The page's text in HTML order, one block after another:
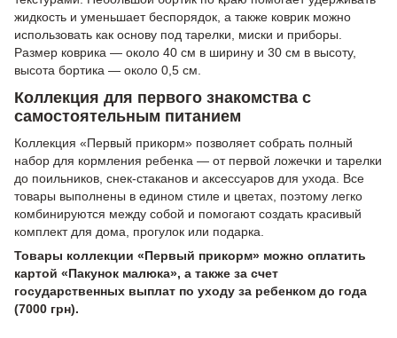
жидкость и уменьшает беспорядок, а также коврик можно
использовать как основу под тарелки, миски и приборы.
Размер коврика — около 40 см в ширину и 30 см в высоту,
высота бортика — около 0,5 см.
Коллекция для первого знакомства с
самостоятельным питанием
Коллекция «Первый прикорм» позволяет собрать полный
набор для кормления ребенка — от первой ложечки и тарелки
до поильников, снек-стаканов и аксессуаров для ухода. Все
товары выполнены в едином стиле и цветах, поэтому легко
комбинируются между собой и помогают создать красивый
комплект для дома, прогулок или подарка.
Товары коллекции «Первый прикорм» можно оплатить
картой «Пакунок малюка», а также за счет
государственных выплат по уходу за ребенком до года
(7000 грн).